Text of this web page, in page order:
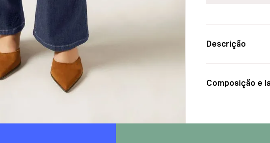
Descrição
Composição e